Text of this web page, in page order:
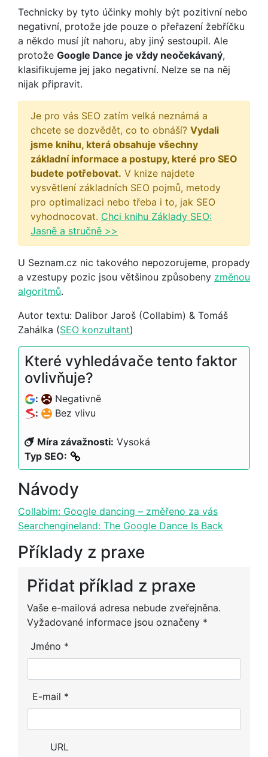
Technicky by tyto účinky mohly být pozitivní nebo
negativní, protože jde pouze o přeřazení žebříčku
a někdo musí jít nahoru, aby jiný sestoupil. Ale
protože Google Dance je vždy neočekávaný,
klasifikujeme jej jako negativní. Nelze se na něj
nijak připravit.
Je pro vás SEO zatím velká neznámá a
chcete se dozvědět, co to obnáší? Vydali
jsme knihu, která obsahuje všechny
základní informace a postupy, které pro SEO
budete potřebovat. V knize najdete
vysvětlení základních SEO pojmů, metody
pro optimalizaci nebo třeba i to, jak SEO
vyhodnocovat. Chci knihu Základy SEO:
Jasně a stručně >>
U Seznam.cz nic takového nepozorujeme, propady
a vzestupy pozic jsou většinou způsobeny změnou
algoritmů.
Autor textu: Dalibor Jaroš (Collabim) & Tomáš
Zahálka (SEO konzultant)
Které vyhledávače tento faktor
ovlivňuje?
:
Negativně
:
Bez vlivu
Míra závažnosti: Vysoká
Typ SEO:
Návody
Collabim: Google dancing – změřeno za vás
Searchengineland: The Google Dance Is Back
Příklady z praxe
Přidat příklad z praxe
Alternative:
Vaše e-mailová adresa nebude zveřejněna.
Vyžadované informace jsou označeny *
Jméno *
E-mail *
URL